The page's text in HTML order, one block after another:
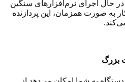
حال اجرای نرم‌افزارهای سنگین
به صورت همزمان، این پردازنده
بزرگ